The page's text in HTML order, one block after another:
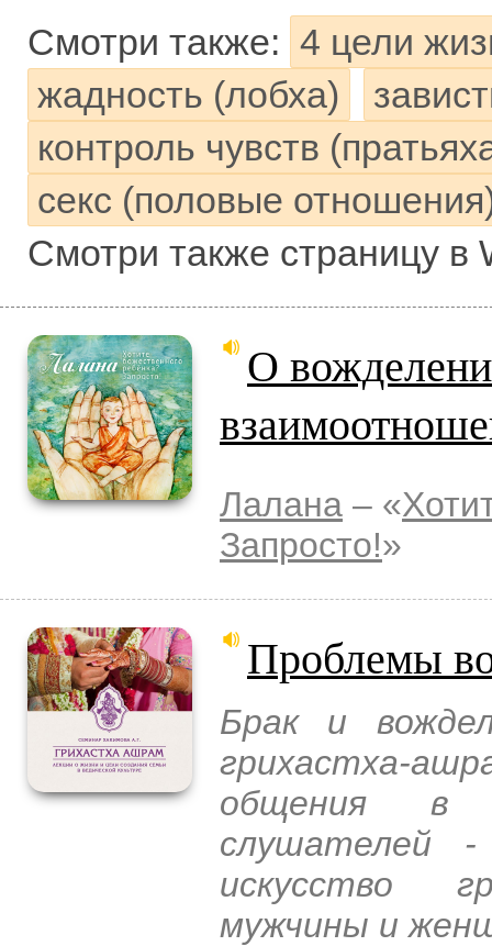
Смотри также: 4 цели
жадность (лобха)
контроль чувств
секс (половые
Смотри также страницу в
О
Лалана – «
Запросто!»
Проблемы
Брак и
грихастха-
общения в
слушателей
искусство
мужчины и